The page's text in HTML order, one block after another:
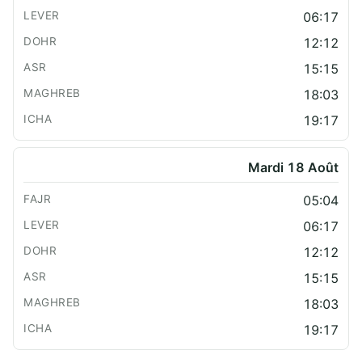
06:17
12:12
15:15
18:03
19:17
Mardi 18 Août
05:04
06:17
12:12
15:15
18:03
19:17